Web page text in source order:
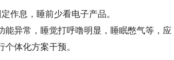
息，睡前少看电子产品。
异常，睡觉打呼噜明显，睡眠憋气等，应
体化方案干预。